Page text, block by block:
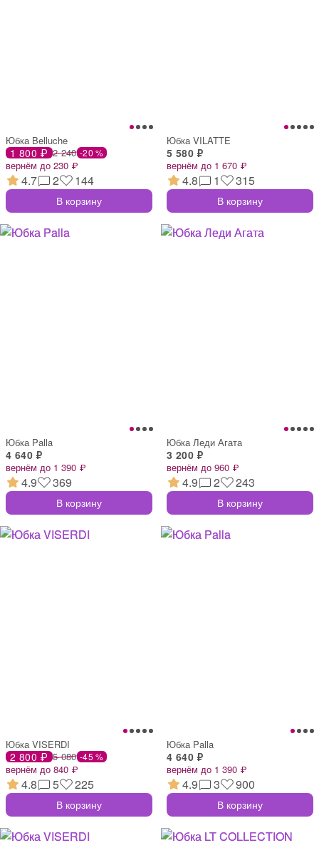
Юбка Belluche
1 800 ₽ 2 240 -20 %
вернём до 230 ₽
4.7 2 144
В корзину
Юбка VILATTE
5 580 ₽
вернём до 1 670 ₽
4.8 1 315
В корзину
Юбка Palla
4 640 ₽
вернём до 1 390 ₽
4.9 369
В корзину
Юбка Леди Агата
3 200 ₽
вернём до 960 ₽
4.9 2 243
В корзину
Юбка VISERDI
2 800 ₽ 5 080 -45 %
вернём до 840 ₽
4.8 5 225
В корзину
Юбка Palla
4 640 ₽
вернём до 1 390 ₽
4.9 3 900
В корзину